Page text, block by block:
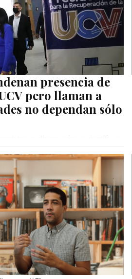
presencia de
pero llaman a
no dependan sólo
al ver las imágenes de Nicolás